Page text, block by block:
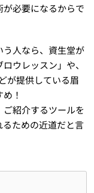
必要になるからで
う人なら、資生堂が
ウレッスン」や、
が提供している眉
！
紹介するツールを
ための近道だと言